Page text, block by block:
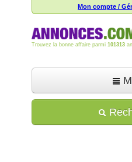
Mon compte /
Trouvez la bonne affaire parmi 101313
Déposer